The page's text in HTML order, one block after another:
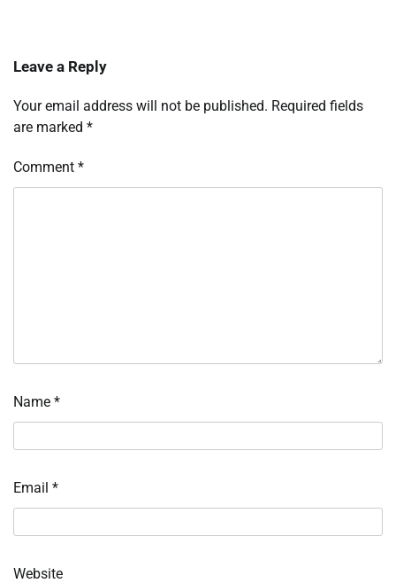
Leave a Reply
Your email address will not be published. Required fields
are marked *
Comment *
Name *
Email *
Website